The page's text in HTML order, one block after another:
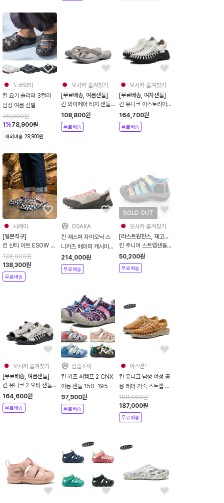
도쿄와이
킨 요기 슬리퍼 3컬러
남성 여름 신발
79,900원
1 %78,900원
해외배송 29,900원
오사카 즐겨찾기
[무료배송, 여름샌들]
킨 와이메아 티지 샌들
남성용 26SS 물놀이 여
름 신발 1031808
108,800원
무료배송
오사카 즐겨찾기
[무료배송, 여자샌들]
킨 유니크 아스토리아
샌들 여성용 26SS 물놀
이 여름 신발 3컬러
1031728
164,700원
무료배송
사레이
[일본직구]
킨 샨티 아트 ESOW 긴
자 GL 콜라보 클로그 체
크 남녀공용 슬리퍼
1031821
138,900원
138,300원
무료배송
OSAKA
킨 재스퍼 자이오닉 스
니커즈 베이퍼 캐시미어
로즈 1031864
214,000원
무료배송
SOLD OUT
오사카 즐겨찾기
[라스트원찬스, 재고처
분]
킨 주니어 스트랩샌들
뉴포트H2 1018447
멀티 170사이즈
50,200원
무료배송
오사카 즐겨찾기
[무료배송, 여름샌들]
킨 유니크 2 오티 샌들
여성용 여름 물놀이 신
발 26SS 1028576
164,600원
무료배송
심플조이
킨 키즈 씨캠프 2 CNX
아동 샌들 150-195
97,900원
무료배송
어스앤드
킨 유니크 남성 여성 공
용 레더 가죽 스트랩 피
셔맨 샌들 오크버프 토
프
188,000원
187,000원
무료배송